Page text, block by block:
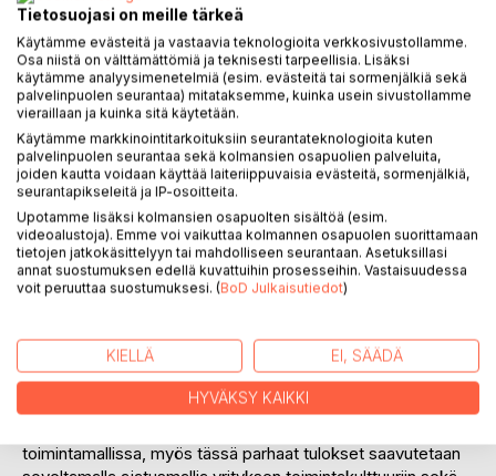
Oletko koskaan liike-elämässä törmännyt tilanteeseen,
jossa päätöksenteon taloudellisena perusteena mietitään
vain hintalappua tai muuta näkyvää kustannusta, mutta ei
tunnisteta, mitä muita kuluja tai säästöjä mikäkin päätös
aiheuttaa? Tai tilanteeseen, jossa osaoptimoidaan
budjettien välillä taloudellisen tuloksen kustannuksella? Tai
miettinyt, olisiko tässä vaikeassa taloudellisessa tilanteessa
muitakin ratkaisuja parantaa toiminnan kannattavuutta kuin
lomautukset tai irtisanomiset?
Yksi vastauksista tähän on omistamisten
kokonaiskustannusten ajatusmalli, eli TCO - Total Cost of
Ownership. Sen lisäksi, että tämä malli antaa selkeän
rakenteen yksittäisten hankintojen kustannuserille, sitä
kustannustehokkuuden edistämisessä sekä työyhteisön
siiloutumisen vähentämisessä.
Suosittelenkin ketä tahansa tämän kirjan lukijaa miettimään,
miten näitä asioita voi hyödyntää omassa työssä ja myös
toimintamallissa, myös tässä parhaat tulokset saavutetaan
Tietosuojasi on meille tärkeä
Käytämme evästeitä ja vastaavia teknologioita verkkosivustollamme.
Osa niistä on välttämättömiä ja teknisesti tarpeellisia. Lisäksi
käytämme analyysimenetelmiä (esim. evästeitä tai sormenjälkiä sekä
palvelinpuolen seurantaa) mitataksemme, kuinka usein sivustollamme
vieraillaan ja kuinka sitä käytetään.
Käytämme markkinointitarkoituksiin seurantateknologioita kuten
palvelinpuolen seurantaa sekä kolmansien osapuolien palveluita,
joiden kautta voidaan käyttää laiteriippuvaisia evästeitä, sormenjälkiä,
seurantapikseleitä ja IP-osoitteita.
Upotamme lisäksi kolmansien osapuolten sisältöä (esim.
videoalustoja). Emme voi vaikuttaa kolmannen osapuolen suorittamaan
tietojen jatkokäsittelyyn tai mahdolliseen seurantaan. Asetuksillasi
annat suostumuksen edellä kuvattuihin prosesseihin. Vastaisuudessa
voit peruuttaa suostumuksesi. (BoD Julkaisutiedot)
KIELLÄ EI, SÄÄDÄ
HYVÄKSY KAIKKI